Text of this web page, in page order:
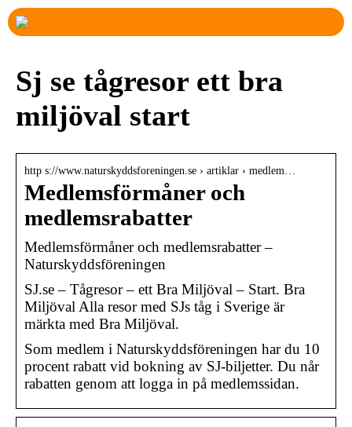
Sj se tågresor ett bra
miljöval start
http s://www.naturskyddsforeningen.se › artiklar › medlem…
Medlemsförmåner och
medlemsrabatter
Medlemsförmåner och medlemsrabatter –
Naturskyddsföreningen
SJ.se – Tågresor – ett Bra Miljöval – Start. Bra
Miljöval Alla resor med SJs tåg i Sverige är
märkta med Bra Miljöval.
Som medlem i Naturskyddsföreningen har du 10
procent rabatt vid bokning av SJ-biljetter. Du når
rabatten genom att logga in på medlemssidan.